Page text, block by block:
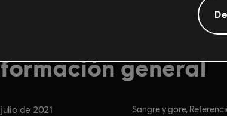
general
de 2021 Clasificación por edad :
Sangre y gore,